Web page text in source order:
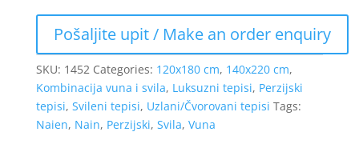
SKU: 1452 Categories: 120x180 cm, 140x220 cm,
Kombinacija vuna i svila, Luksuzni tepisi, Perzijski
tepisi, Svileni tepisi, Uzlani/Čvorovani tepisi Tags:
Naien, Nain, Perzijski, Svila, Vuna